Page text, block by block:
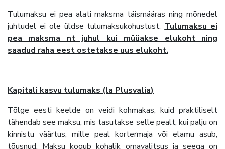
Tulumaksu ei pea alati maksma täismääras ning mõnedel
juhtudel ei ole üldse tulumaksukohustust. Tulumaksu ei
pea maksma nt juhul kui müüakse elukoht ning
saadud raha eest ostetakse uus elukoht.
Kapitali kasvu tulumaks (la Plusvalía)
Tõlge eesti keelde on veidi kohmakas, kuid praktiliselt
tähendab see maksu, mis tasutakse selle pealt, kui palju on
kinnistu väärtus, mille peal kortermaja või elamu asub,
tõusnud. Maksu kogub kohalik omavalitsus ja seega on